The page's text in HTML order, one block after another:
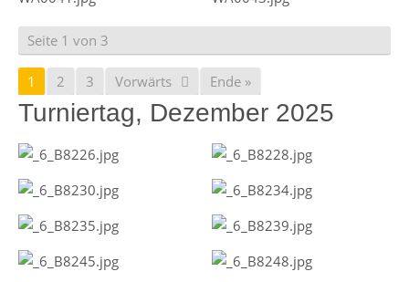
Seite 1 von 3
1 2 3 Vorwärts Ende »
Turniertag, Dezember 2025